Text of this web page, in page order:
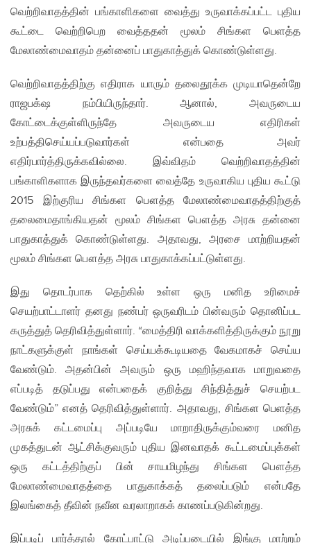
வெற்றிவாதத்தின் பங்காளிகளை வைத்து உருவாக்கப்பட்ட புதிய
கூட்டை வெற்றிபெற வைத்ததன் மூலம் சிங்கள பெளத்த
மேலாண்மைவாதம் தன்னைப் பாதுகாத்துக் கொண்டுள்ளது.
வெற்றிவாதத்திற்கு எதிராக யாரும் தலைதூக்க முடியாதென்றே
ராஜபக்‌ஷ நம்பியிருந்தார். ஆனால், அவருடைய
கோட்டைக்குள்ளிருந்தே அவருடைய எதிரிகள்
உற்பத்திசெய்யப்படுவார்கள் என்பதை அவர்
எதிர்பார்த்திருக்கவில்லை. இவ்விதம் வெற்றிவாதத்தின்
பங்காளிகளாக இருந்தவர்களை வைத்தே உருவாகிய புதிய கூட்டு
2015 இற்குரிய சிங்கள பௌத்த மேலாண்மைவாதத்திற்குத்
தலைமைதாங்கியதன் மூலம் சிங்கள பௌத்த அரசு தன்னை
பாதுகாத்துக் கொண்டுள்ளது. அதாவது, அரசை மாற்றியதன்
மூலம் சிங்கள பௌத்த அரசு பாதுகாக்கப்பட்டுள்ளது.
இது தொடர்பாக தெற்கில் உள்ள ஒரு மனித உரிமைச்
செயற்பாட்டாளர் தனது நண்பர் ஒருவரிடம் பின்வரும் தொனிப்பட
கருத்துத் தெரிவித்துள்ளார். “மைத்திரி வாக்களித்திருக்கும் நூறு
நாட்களுக்குள் நாங்கள் செய்யக்கூடியதை வேகமாகச் செய்ய
வேண்டும். அதன்பின் அவரும் ஒரு மஹிந்தவாக மாறுவதை
எப்படித் தடுப்பது என்பதைக் குறித்து சிந்தித்துச் செயற்பட
வேண்டும்” எனத் தெரிவித்துள்ளார். அதாவது, சிங்கள பெளத்த
அரசுக் கட்டமைப்பு அப்படியே மாறாதிருக்கும்வரை மனித
முகத்துடன் ஆட்சிக்குவரும் புதிய இனவாதக் கூட்டமைப்புக்கள்
ஒரு கட்டத்திற்குப் பின் சாயமிழந்து சிங்கள பௌத்த
மேலாண்மைவாதத்தை பாதுகாக்கத் தலைப்படும் என்பதே
இலங்கைத் தீவின் நவீன வரலாறாகக் காணப்படுகின்றது.
இப்படிப் பார்த்தால் கோட்பாட்டு அடிப்படையில் இங்கு மாற்றம்